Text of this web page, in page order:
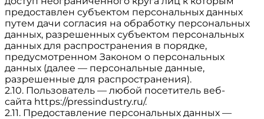
предоставлен субъектом персональных данных
путем дачи согласия на обработку персональных
данных, разрешенных субъектом персональных
данных для распространения в порядке,
предусмотренном Законом о персональных
данных (далее — персональные данные,
разрешенные для распространения).
2.10. Пользователь — любой посетитель веб-
сайта https://pressindustry.ru/.
2.11. Предоставление персональных данных —